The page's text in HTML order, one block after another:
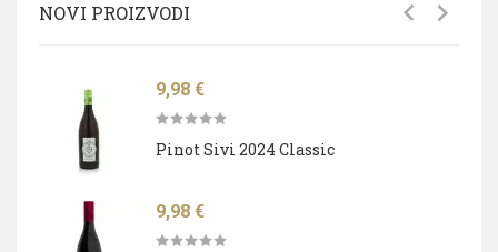
NOVI PROIZVODI
Cijena
9,98 €
Pinot Sivi 2024 Classic
Cijena
9,98 €